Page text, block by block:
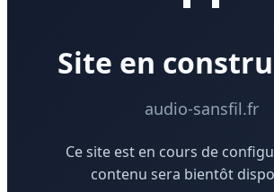
Site en
audio-sansfil.fr
Ce site est en cours de
contenu sera bientôt